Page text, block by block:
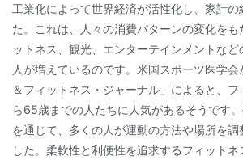
工業化によって世界経済が活性化し、家計の
た。これは、人々の消費パターンの変化をも
ットネス、観光、エンターテインメントな
人が増えているのです。米国スポーツ医学
＆フィットネス・ジャーナル」によると、
ら65歳までの人たちに人気があるそうです
を通じて、多くの人が運動の方法や場所を調
した。柔軟性と利便性を追求するフィット